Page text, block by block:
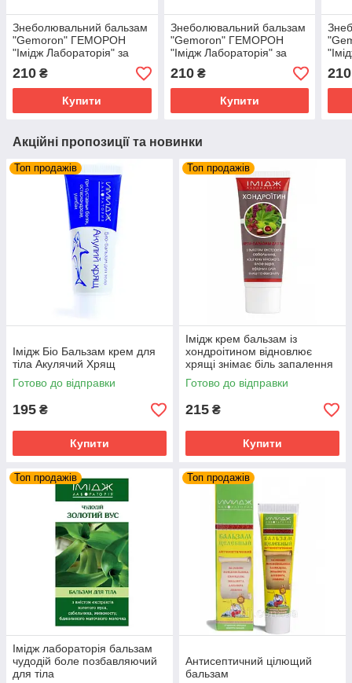
Знеболювальний бальзам
"Gemoron" ГЕМОРОН
"Імідж Лабораторія" за
внутрішнього та
зовнішнього геморою
210 ₴
Купити
Знеболювальний бальзам
"Gemoron" ГЕМОРОН
"Імідж Лабораторія" за
внутрішнього та
зовнішнього геморою
210₴
Купити
210
Акційні пропозиції та новинки
Топ продажів
Імідж Біо Бальзам крем для
тіла Акулячий Хрящ
Готово до відправки
195 ₴
Купити
Топ продажів
Імідж крем бальзам із
хондроітином відновлює
хрящі знімає біль запалення
суглобів та м'язів
Готово до відправки
215 ₴
Купити
Топ продажів
Імідж лабораторія бальзам
чудодій боле позбавляючий
для тіла
Топ продажів
Антисептичний цілющий
бальзам